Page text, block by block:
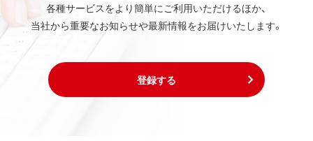
各種サービスをより簡単にご利用いただけるほか、
当社から重要なお知らせや最新情報をお届けいたします。
登録する